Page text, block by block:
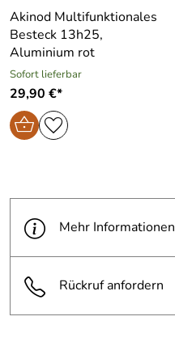
Akinod Multifunktionales
Besteck 13h25,
Aluminium rot
Sofort lieferbar
29,90 €*
Mehr Informationen
Rückruf anfordern